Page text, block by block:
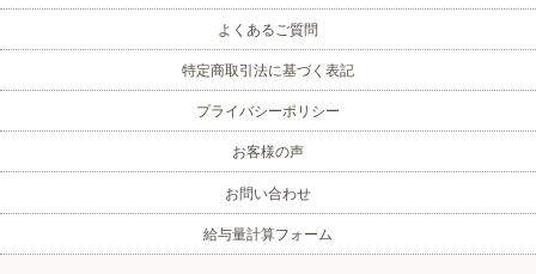
よくあるご質問
特定商取引法に基づく表記
プライバシーポリシー
お客様の声
お問い合わせ
給与量計算フォーム